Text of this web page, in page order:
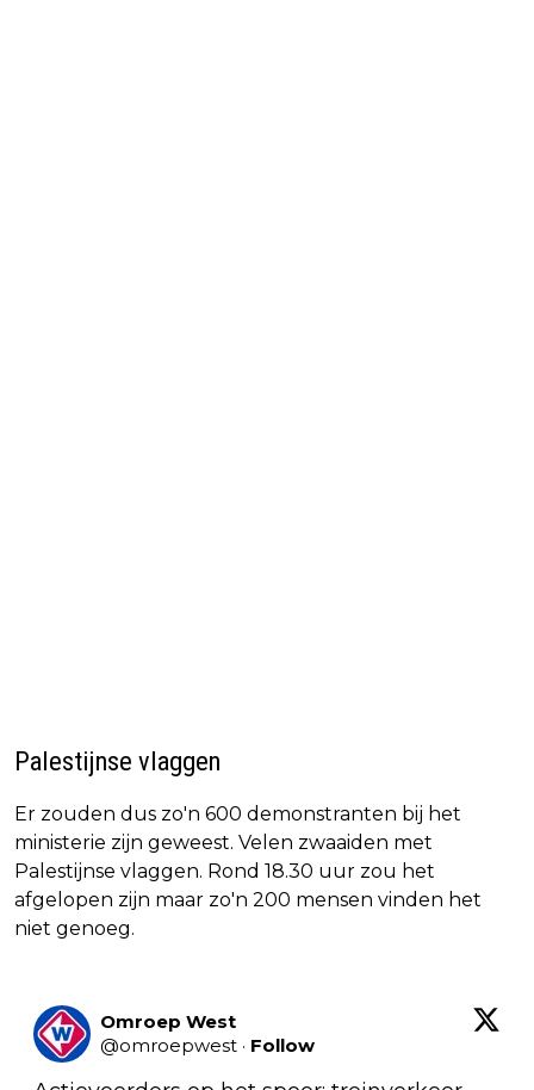
Palestijnse vlaggen
Er zouden dus zo'n 600 demonstranten bij het
ministerie zijn geweest. Velen zwaaiden met
Palestijnse vlaggen. Rond 18.30 uur zou het
afgelopen zijn maar zo'n 200 mensen vinden het
niet genoeg.
Omroep West
@omroepwest · Follow